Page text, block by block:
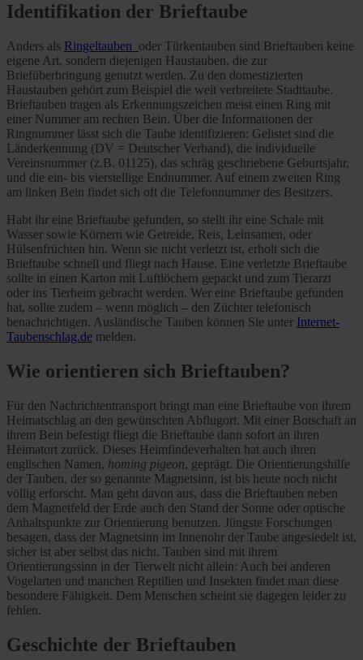
Identifikation der Brieftaube
Anders als Ringeltauben oder Türkentauben sind Brieftauben keine
eigene Art, sondern diejenigen Haustauben, die zur
Briefüberbringung genutzt werden. Zu den domestizierten
Haustauben gehört zum Beispiel die weit verbreitete Stadttaube.
Brieftauben tragen als Erkennungszeichen meist einen Ring mit
einer Nummer am rechten Bein. Über die Informationen der
Ringnummer lässt sich die Taube identifizieren: Gelistet sind die
Länderkennung (DV = Deutscher Verband), die individuelle
Vereinsnummer (z.B. 01125), das schräg geschriebene Geburtsjahr,
und die ein- bis vierstellige Endnummer. Auf einem zweiten Ring
am linken Bein findet sich oft die Telefonnummer des Besitzers.
Habt ihr eine Brieftaube gefunden, so stellt ihr eine Schale mit
Wasser sowie Körnern wie Getreide, Reis, Leinsamen, oder
Hülsenfrüchten hin. Wenn sie nicht verletzt ist, erholt sich die
Brieftaube schnell und fliegt nach Hause. Eine verletzte Brieftaube
sollte in einen Karton mit Luftlöchern gepackt und zum Tierarzt
oder ins Tierheim gebracht werden. Wer eine Brieftaube gefunden
hat, sollte zudem – wenn möglich – den Züchter telefonisch
benachrichtigen. Ausländische Tauben können Sie unter Internet-
Taubenschlag.de melden.
Wie orientieren sich Brieftauben?
Für den Nachrichtentransport bringt man eine Brieftaube von ihrem
Heimatschlag an den gewünschten Abflugort. Mit einer Botschaft an
ihrem Bein befestigt fliegt die Brieftaube dann sofort an ihren
Heimatort zurück. Dieses Heimfindeverhalten hat auch ihren
englischen Namen, homing pigeon, geprägt. Die Orientierungshilfe
der Tauben, der so genannte Magnetsinn, ist bis heute noch nicht
völlig erforscht. Man geht davon aus, dass die Brieftauben neben
dem Magnetfeld der Erde auch den Stand der Sonne oder optische
Anhaltspunkte zur Orientierung benutzen. Jüngste Forschungen
besagen, dass der Magnetsinn im Innenohr der Taube angesiedelt ist,
sicher ist aber selbst das nicht. Tauben sind mit ihrem
Orientierungssinn in der Tierwelt nicht allein: Auch bei anderen
Vogelarten und manchen Reptilien und Insekten findet man diese
besondere Fähigkeit. Dem Menschen scheint sie dagegen leider zu
fehlen.
Geschichte der Brieftauben